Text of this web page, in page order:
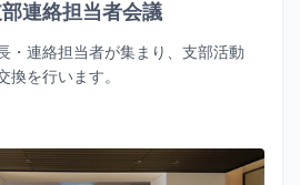
連絡担当者会議
・連絡担当者が集まり、支部活動
換を行います。